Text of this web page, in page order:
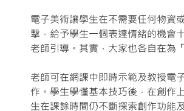
電子美術讓學生在不需要任何物資
擊，給予學生一個表達情緒的機會
老師引導。其實，大家也各自在為
老師可在網課中即時示範及教授電
作。學生學懂基本技巧後，在創作
生在課餘時間仍不斷探索創作功能